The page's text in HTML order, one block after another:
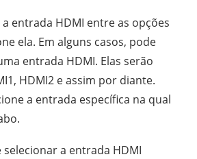
a entrada HDMI entre as opções
ela. Em alguns casos, pode
entrada HDMI. Elas serão
HDMI2 e assim por diante.
a entrada específica na qual
selecionar a entrada HDMI